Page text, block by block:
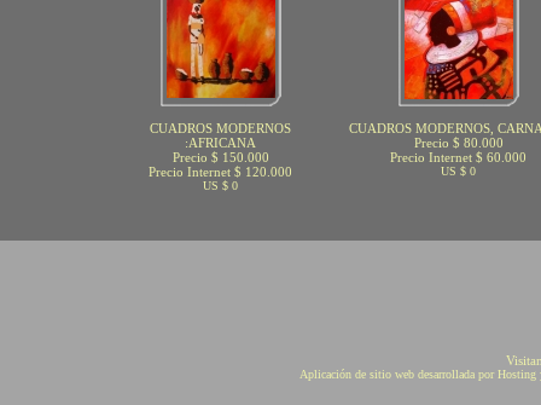
CUADROS MODERNOS
:AFRICANA
Precio $ 150.000
Precio Internet $ 120.000
US $ 0
CUADROS MODERNOS,
Precio $ 80.000
Precio Internet $ 60.000
US $ 0
Aplicación de sitio web desarrollada por